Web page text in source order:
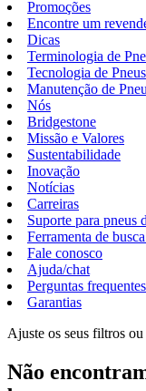
Promoções
Encontre um
Dicas
Terminologia de
Tecnologia de Pneus
Manutenção de
Nós
Bridgestone
Missão e Valores
Sustentabilidade
Inovação
Notícias
Carreiras
Suporte para pneus
Ferramenta de
Fale conosco
Ajuda/chat
Perguntas frequentes
Garantias
Ajuste os seus filtros ou
Não